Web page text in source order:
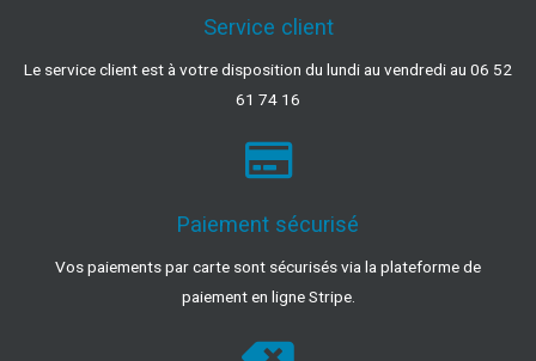
Service client
Le service client est à votre disposition du lundi au vendredi au 06 52
61 74 16
Paiement sécurisé
Vos paiements par carte sont sécurisés via la plateforme de
paiement en ligne Stripe.